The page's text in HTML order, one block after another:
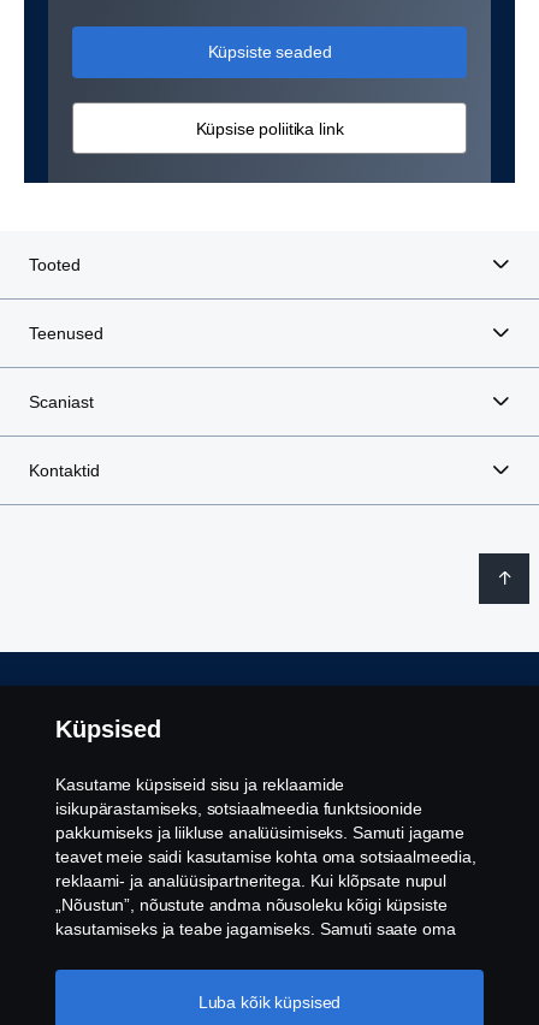
Küpsiste seaded
Küpsise poliitika link
Tooted
Teenused
Scaniast
Kontaktid
Küpsised
Vilepuhumine
Küpsiste seaded
Küpsised
Kasutame küpsiseid sisu ja reklaamide
isikupärastamiseks, sotsiaalmeedia funktsioonide
pakkumiseks ja liikluse analüüsimiseks. Samuti jagame
teavet meie saidi kasutamise kohta oma sotsiaalmeedia,
reklaami- ja analüüsipartneritega. Kui klõpsate nupul
„Nõustun”, nõustute andma nõusoleku kõigi küpsiste
kasutamiseks ja teabe jagamiseks. Samuti saate oma
valides kategooriad, mida soovite aktsepteerida. Küpsiste
kasutamise üksikasjalikuma selgituse saamiseks
Luba kõik küpsised